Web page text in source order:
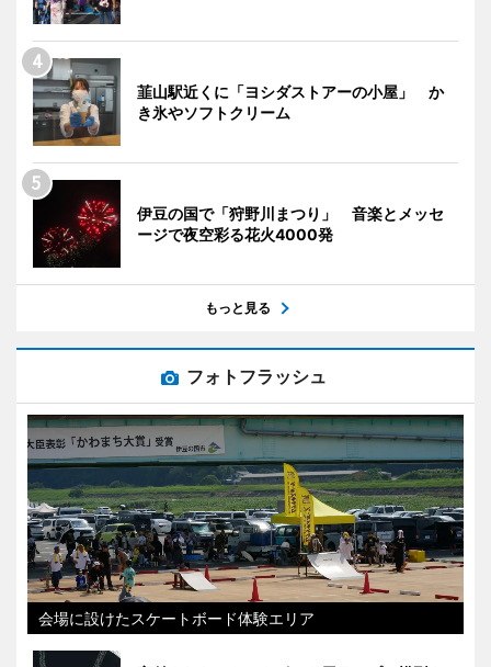
韮山駅近くに「ヨシダストアーの小屋」 か
き氷やソフトクリーム
伊豆の国で「狩野川まつり」 音楽とメッセ
ージで夜空彩る花火4000発
もっと見る
フォトフラッシュ
会場に設けたスケートボード体験エリア